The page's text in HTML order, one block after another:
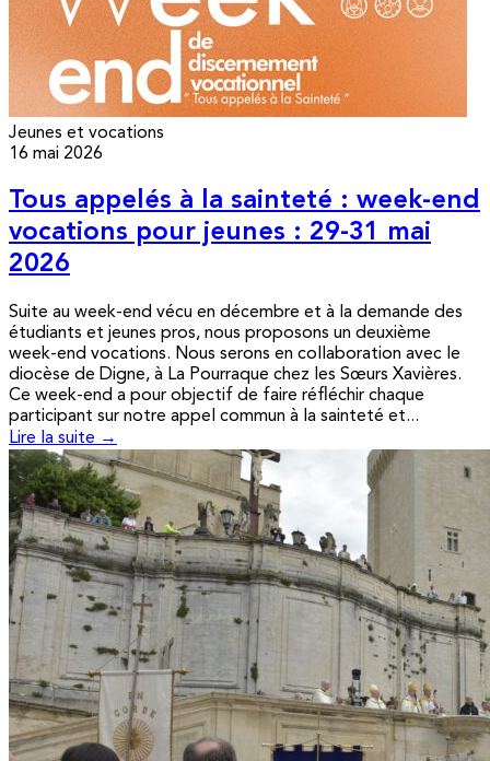
Jeunes et vocations
16 mai 2026
Tous appelés à la sainteté : week-end
vocations pour jeunes : 29-31 mai
2026
Suite au week-end vécu en décembre et à la demande des
étudiants et jeunes pros, nous proposons un deuxième
week-end vocations. Nous serons en collaboration avec le
diocèse de Digne, à La Pourraque chez les Sœurs Xavières.
Ce week-end a pour objectif de faire réfléchir chaque
participant sur notre appel commun à la sainteté et...
Lire la suite →